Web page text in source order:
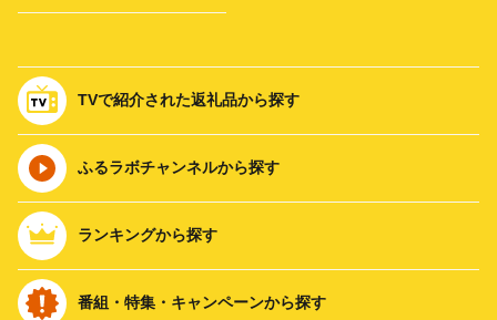
TVで紹介された返礼品から探す
ふるラボチャンネルから探す
ランキングから探す
番組・特集・キャンペーンから探す